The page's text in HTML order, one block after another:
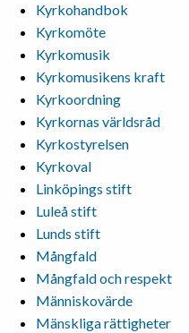
Kyrkohandbok
Kyrkomöte
Kyrkomusik
Kyrkomusikens kraft
Kyrkoordning
Kyrkornas världsråd
Kyrkostyrelsen
Kyrkoval
Linköpings stift
Luleå stift
Lunds stift
Mångfald
Mångfald och respekt
Människovärde
Mänskliga rättigheter